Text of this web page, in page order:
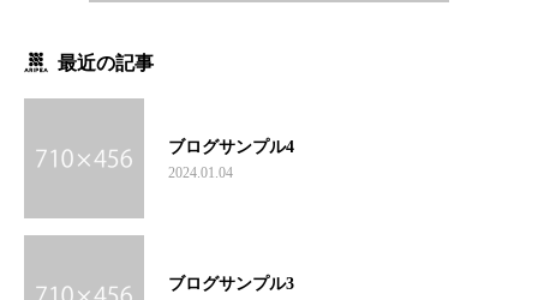
最近の記事
ブログサンプル4
2024.01.04
ブログサンプル3